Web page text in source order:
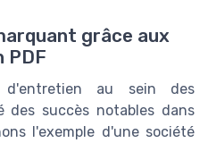
grâce aux
PDF
d'entretien au sein des
des succès notables dans
l'exemple d'une société